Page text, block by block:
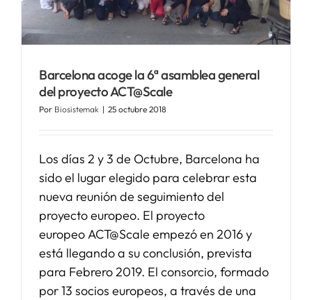
SERVICIOS
APOYO I+D+I
Barcelona acoge la 6ª asamblea general
del proyecto ACT@Scale
Por Biosistemak | 25 octubre 2018
Los días 2 y 3 de Octubre, Barcelona ha
sido el lugar elegido para celebrar esta
nueva reunión de seguimiento del
proyecto europeo. El proyecto
europeo ACT@Scale empezó en 2016 y
está llegando a su conclusión, prevista
para Febrero 2019. El consorcio, formado
por 13 socios europeos, a través de una